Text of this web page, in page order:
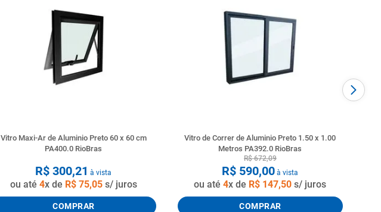
Vitro Maxi-Ar de Aluminio Preto 60 x 60 cm
PA400.0 RioBras
R$ 300,21 à vista
ou até 4x de R$ 75,05s/ juros
COMPRAR
Vitro de Correr de Aluminio Preto 1.50 x 1.00
Metros PA392.0 RioBras
R$ 672,09
R$ 590,00 à vista
ou até4x de R$ 147,50 s/ juros
COMPRAR